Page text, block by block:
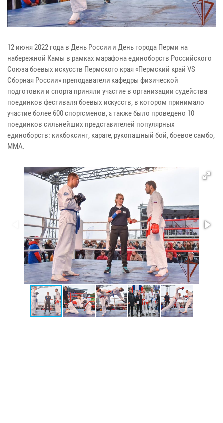
12 июня 2022 года в День России и День города Перми на
набережной Камы в рамках марафона единоборств Российского
Союза боевых искусств Пермского края «Пермский край VS
Сборная России» преподаватели кафедры физической
подготовки и спорта приняли участие в организации судейства
поединков фестиваля боевых искусств, в котором принимало
участие более 600 спортсменов, а также было проведено 10
поединков сильнейших представителей популярных
единоборств: кикбоксинг, карате, рукопашный бой, боевое самбо,
ММА.